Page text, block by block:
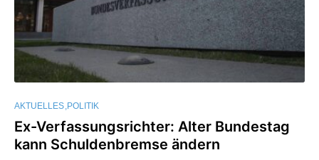
AKTUELLES POLITIK
Ex-Verfassungsrichter: Alter Bundestag
kann Schuldenbremse ändern